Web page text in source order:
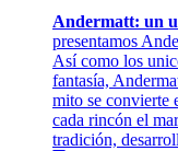
Andermatt: un
presentamos
Así como los
fantasía,
mito se convierte
cada rincón el
tradición,